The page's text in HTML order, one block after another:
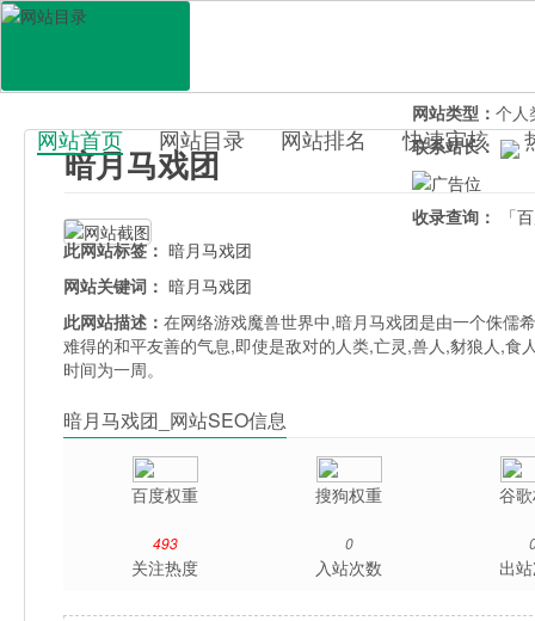
百科目录
网站首页 网站目录 网站排名 快速审核
暗月马戏团
网站类型： 个人
联系站长：
收录查询：
「
此网站标签： 暗月马戏团
网站关键词： 暗月马戏团
此网站描述：在网络游戏魔兽世界中,暗月马戏团是由一个侏儒
难得的和平友善的气息,即使是敌对的人类,亡灵,兽人,豺狼人,
时间为一周。
暗月马戏团_网站SEO信息
百度权重 搜狗权重 谷
493
关注热度
0
入站次数 出